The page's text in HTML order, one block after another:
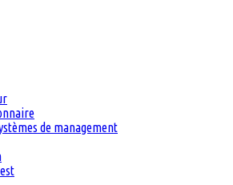
de management